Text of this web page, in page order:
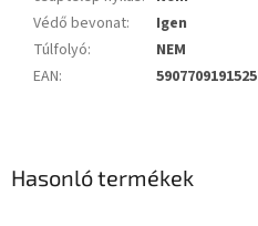
Védő bevonat:
Igen
Túlfolyó:
NEM
EAN: 5907709191525
Hasonló termékek